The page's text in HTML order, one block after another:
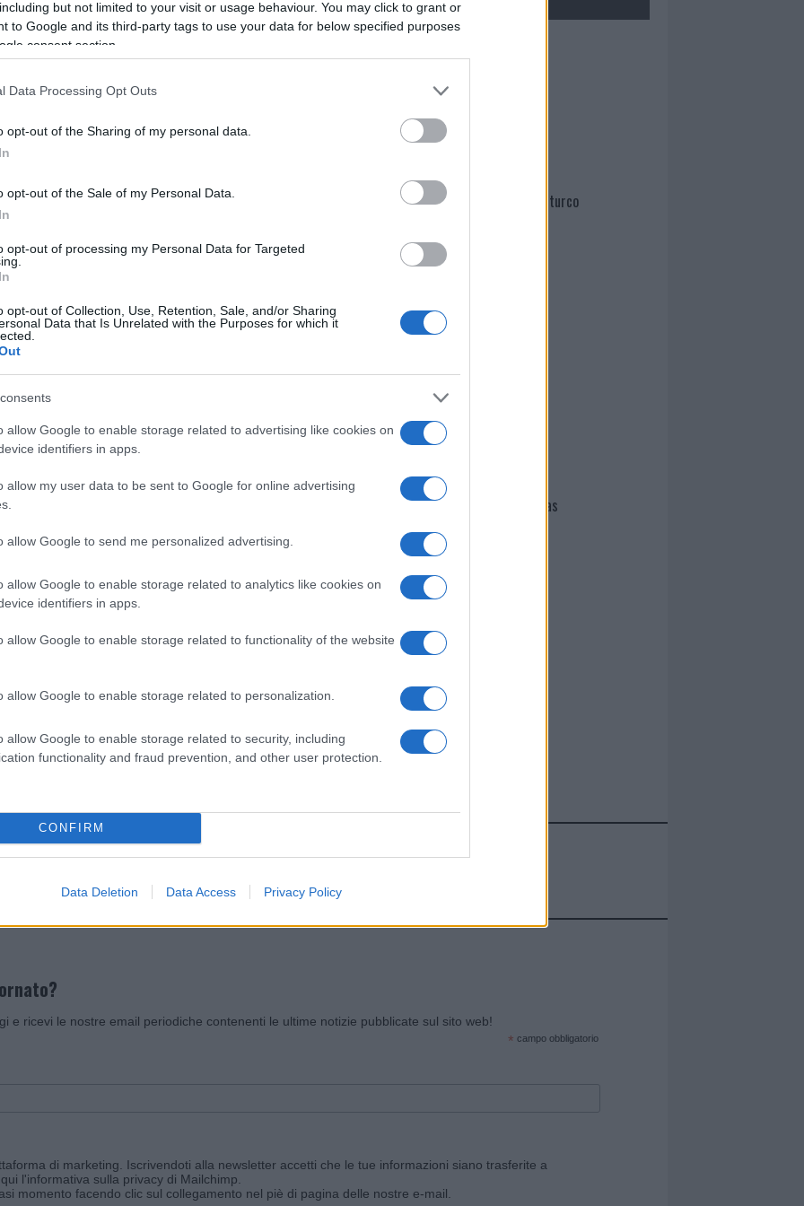
but not limited to your visit or usage behaviour. You may click to grant or
to Google and its third-party tags to use your data for below specified purposes
consent section.
Data Processing Opt Outs
opt-out of the Sharing of my personal data.
opt-out of the Sale of my Personal Data.
opt-out of processing my Personal Data for Targeted
opt-out of Collection, Use, Retention, Sale, and/or Sharing
Data that Is Unrelated with the Purposes for which it
allow Google to enable storage related to advertising like cookies on
identifiers in apps.
allow my user data to be sent to Google for online advertising
allow Google to send me personalized advertising.
allow Google to enable storage related to analytics like cookies on
identifiers in apps.
allow Google to enable storage related to functionality of the website
allow Google to enable storage related to personalization.
allow Google to enable storage related to security, including
functionality and fraud prevention, and other user protection.
CONFIRM
Data Deletion Data Access Privacy Policy
cliccandoqui
nella sezioneLogindal menù del sito o
Notizie La Maddalena
di GalluraOggi.it
i tuoi video e le tue foto
+39 345 356 7512
news daGoogle News
Prossimo articolo
Paolo Pinna
Martina Agostina Diturco
I nostri cari
Giovannimaria Cabras
e ricevi le nostre email periodiche contenenti le ultime notizie pubblicate sul sito web!
* campo obbligatorio
di marketing. Iscrivendoti alla newsletter accetti che le tue informazioni siano trasferite a
l'informativa sulla privacy di Mailchimp
momento facendo clic sul collegamento nel piè di pagina delle nostre e-mail.